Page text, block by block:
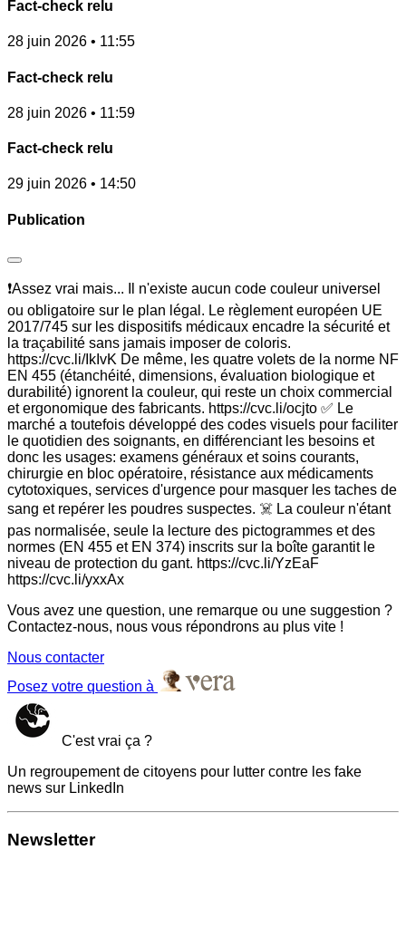
Fact-check relu
28 juin 2026 • 11:55
Fact-check relu
28 juin 2026 • 11:59
Fact-check relu
29 juin 2026 • 14:50
Publication
❗Assez vrai mais... Il n'existe aucun code couleur universel
ou obligatoire sur le plan légal. Le règlement européen UE
2017/745 sur les dispositifs médicaux encadre la sécurité et
la traçabilité sans jamais imposer de coloris.
https://cvc.li/IkIvK De même, les quatre volets de la norme NF
EN 455 (étanchéité, dimensions, évaluation biologique et
durabilité) ignorent la couleur, qui reste un choix commercial
et ergonomique des fabricants. https://cvc.li/ocjto ✅ Le
marché a toutefois développé des codes visuels pour faciliter
le quotidien des soignants, en différenciant les besoins et
donc les usages: examens généraux et soins courants,
chirurgie en bloc opératoire, résistance aux médicaments
cytotoxiques, services d'urgence pour masquer les taches de
sang et repérer les poudres suspectes. ☠️ La couleur n'étant
pas normalisée, seule la lecture des pictogrammes et des
normes (EN 455 et EN 374) inscrits sur la boîte garantit le
niveau de protection du gant. https://cvc.li/YzEaF
https://cvc.li/yxxAx
Vous avez une question, une remarque ou une suggestion ?
Contactez-nous, nous vous répondrons au plus vite !
Nous contacter
Posez votre question à
C'est vrai ça ?
Un regroupement de citoyens pour lutter contre les fake
news sur LinkedIn
Newsletter